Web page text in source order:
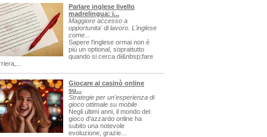
Parlare inglese livello
madrelingua: i...
Maggiore accesso a
opportunita' di lavoro. L'inglese
come...
Sapere l'inglese ormai non è
più un optional, soprattutto
quando si cerca di&nbsp;fare
Giocare ai casinò online
su...
Strategie per un'esperienza di
gioco ottimale su mobile
Negli ultimi anni, il mondo del
gioco d'azzardo online ha
subito una notevole
evoluzione, grazie...